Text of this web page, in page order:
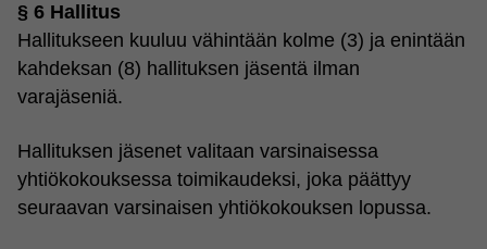
§ 6 Hallitus
Hallitukseen kuuluu vähintään kolme (3) ja enintään
kahdeksan (8) hallituksen jäsentä ilman
varajäseniä.
Hallituksen jäsenet valitaan varsinaisessa
yhtiökokouksessa toimikaudeksi, joka päättyy
seuraavan varsinaisen yhtiökokouksen lopussa.